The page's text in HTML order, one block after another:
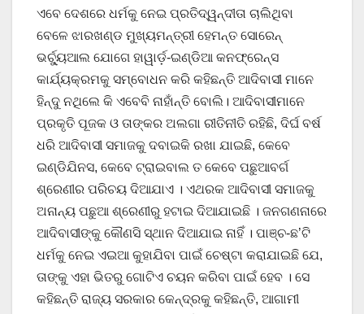
ଏବେ ଦେଶରେ ଧର୍ମକୁ ନେଇ ପ୍ରତିଦ୍ୱନ୍ଦୀତା ଚାଲିଥିବା
ବେଳେ ଝାରଖଣ୍ଡ ମୁଖ୍ୟମନ୍ତ୍ରୀ ହେମନ୍ତ ସୋରେନ୍
ଭର୍ଚ୍ୟୁଆଲ ଯୋଗେ ହାୱାର୍ଡ଼-ଇଣ୍ଡିଆ କନଫ୍ରେନ୍ସ
କାର୍ଯ୍ୟକ୍ରମକୁ ସମ୍ବୋଧନ କରି କହିଛନ୍ତି ଆଦିବାସୀ ମାନେ
ହିନ୍ଦୁ ନଥିଲେ କି ଏବେବି ନାହାଁନ୍ତି ବୋଲି। ଆଦିବାସୀମାନେ
ପ୍ରକୃତି ପୂଜକ ଓ ତାଙ୍କର ଅଲଗା ରୀତିନୀତି ରହିଛି, ଦିର୍ଘ ବର୍ଷ
ଧରି ଆଦିବାସୀ ସମାଜକୁ ଦବାଇକି ରଖା ଯାଇଛି, କେବେ
ଇଣ୍ଡିଯିନସ, କେବେ ଟ୍ରାଇବାଲ ତ କେବେ ପଛୁଆବର୍ଗ
ଶ୍ରେଣୀର ପରିଚୟ ଦିଆଯାଏ । ଏଥରକ ଆଦିବାସୀ ସମାଜକୁ
ଅନାନ୍ୟ ପଛୁଆ ଶ୍ରେଣୀରୁ ହଟାଇ ଦିଆଯାଇଛି । ଜନଗଣନାରେ
ଆଦିବାସୀଙ୍କୁ କୌଣସି ସ୍ଥାନ ଦିଆଯାଇ ନାହିଁ । ପାଞ୍ଚ-ଛ’ଟି
ଧର୍ମକୁ ନେଇ ଏଇଆ କୁହାଯିବା ପାଇଁ ଚେଷ୍ଟା କରାଯାଇଛି ଯେ,
ତାଙ୍କୁ ଏହା ଭିତରୁ ଗୋଟିଏ ଚୟନ କରିବା ପାଇଁ ହେବ । ସେ
କହିଛନ୍ତି ରାଜ୍ୟ ସରକାର କେନ୍ଦ୍ରକୁ କହିଛନ୍ତି, ଆଗାମୀ